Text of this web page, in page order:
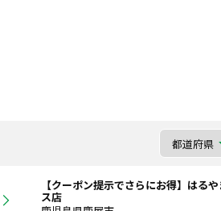
【クーポン提示でさらにお得】はる
ス店